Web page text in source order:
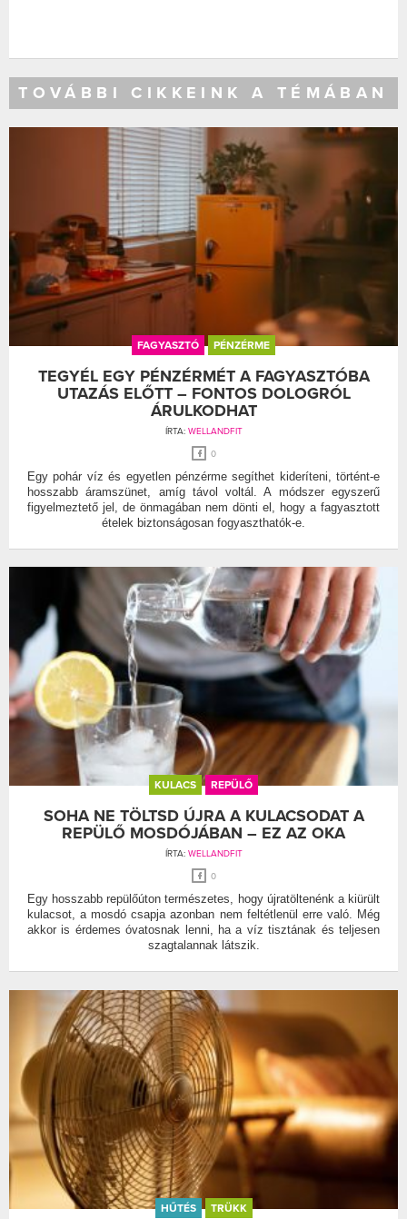
TOVÁBBI CIKKEINK A TÉMÁBAN
FAGYASZTÓ PÉNZÉRME
TEGYÉL EGY PÉNZÉRMÉT A FAGYASZTÓBA
UTAZÁS ELŐTT – FONTOS DOLOGRÓL
ÁRULKODHAT
ÍRTA: WELLANDFIT
0
Egy pohár víz és egyetlen pénzérme segíthet kideríteni, történt-e
hosszabb áramszünet, amíg távol voltál. A módszer egyszerű
figyelmeztető jel, de önmagában nem dönti el, hogy a fagyasztott
ételek biztonságosan fogyaszthatók-e.
KULACS REPÜLŐ
SOHA NE TÖLTSD ÚJRA A KULACSODAT A
REPÜLŐ MOSDÓJÁBAN – EZ AZ OKA
ÍRTA: WELLANDFIT
0
Egy hosszabb repülőúton természetes, hogy újratöltenénk a kiürült
kulacsot, a mosdó csapja azonban nem feltétlenül erre való. Még
akkor is érdemes óvatosnak lenni, ha a víz tisztának és teljesen
szagtalannak látszik.
HŰTÉS TRÜKK